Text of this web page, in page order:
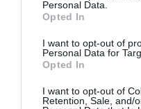
Personal Data.
Opted In
I want to opt-out of
Personal Data for
Opted In
I want to opt-out of
Retention, Sale, and/
Seguimiento desde
26 May 2024